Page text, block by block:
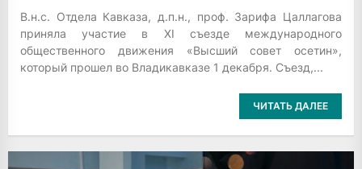
В.н.с. Отдела Кавказа, д.п.н., проф. Зарифа Цаллагова
приняла участие в XI съезде международного
общественного движения «Высший совет осетин»,
который прошел во Владикавказе 1 декабря. Съезд,...
ЧИТАТЬ ДАЛЕЕ